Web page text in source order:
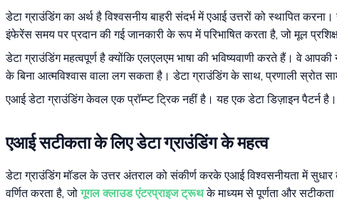
डेटा ग्राउंडिंग का अर्थ है विश्वसनीय बाहरी संदर्भ में एआई उत्तरों को स्थापित
इंफेरेंस समय पर प्रदान की गई जानकारी के रूप में परिभाषित करता है, जो मूल
डेटा ग्राउंडिंग महत्वपूर्ण है क्योंकि एलएलएम भाषा की भविष्यवाणी करते हैं। वे
के बिना आत्मविश्वास वाला लग सकता है। डेटा ग्राउंडिंग के साथ, प्रणाली स्रोत
एआई डेटा ग्राउंडिंग केवल एक प्रॉम्प्ट ट्रिक नहीं है। यह एक डेटा डिज़ाइन पैटर्न
एआई सटीकता के लिए डेटा ग्राउंडिंग के महत्व
डेटा ग्राउंडिंग मॉडल के उत्तर अंतराल को संकीर्ण करके एआई विश्वसनीयता में
वर्णित करता है, जोगूगल क्लाउड एंटरप्राइज ट्रूथके माध्यम से पूर्णता और सटीकता